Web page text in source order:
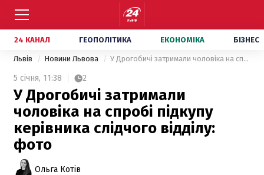
24 КАНАЛ ГЕОПОЛІТИКА ЕКОНОМІКА БІЗНЕС
Львів Новини Львова У Дрогобичі затримали чоловіка на спробі підкупу керівника слідчого відділу: фото
5 січня, 11:38 2
У Дрогобичі затримали
чоловіка на спробі підкупу
керівника слідчого відділу:
фото
Ольга Котів